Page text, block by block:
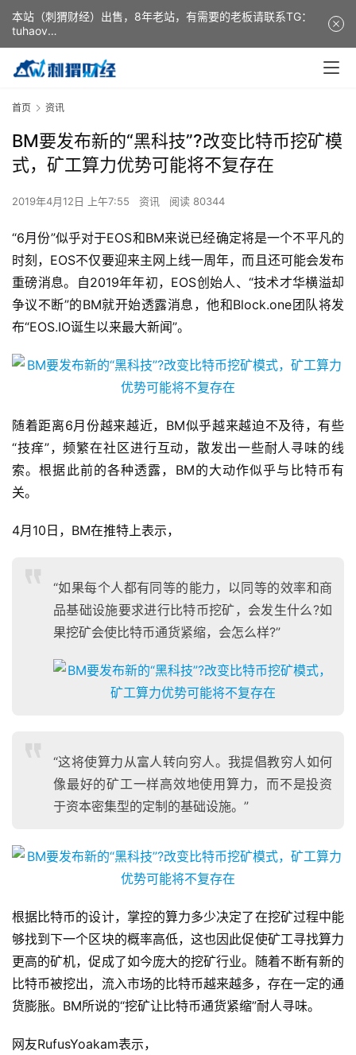
首页 资讯
BM要发布新的“黑科技”?改变比特币挖矿模
式，矿工算力优势可能将不复存在
2019年4月12日 上午7:55 资讯 阅读 80344
“6月份”似乎对于EOS和BM来说已经确定将是一个不平凡的
时刻，EOS不仅要迎来主网上线一周年，而且还可能会发布
重磅消息。自2019年年初，EOS创始人、“技术才华横溢却
争议不断”的BM就开始透露消息，他和Block.one团队将发
布“EOS.IO诞生以来最大新闻”。
随着距离6月份越来越近，BM似乎越来越迫不及待，有些
“技痒”，频繁在社区进行互动，散发出一些耐人寻味的线
索。根据此前的各种透露，BM的大动作似乎与比特币有
关。
4月10日，BM在推特上表示，
“如果每个人都有同等的能力，以同等的效率和商
品基础设施要求进行比特币挖矿，会发生什么?如
果挖矿会使比特币通货紧缩，会怎么样?”
“这将使算力从富人转向穷人。我提倡教穷人如何
像最好的矿工一样高效地使用算力，而不是投资
于资本密集型的定制的基础设施。”
根据比特币的设计，掌控的算力多少决定了在挖矿过程中能
够找到下一个区块的概率高低，这也因此促使矿工寻找算力
更高的矿机，促成了如今庞大的挖矿行业。随着不断有新的
比特币被挖出，流入市场的比特币越来越多，存在一定的通
货膨胀。BM所说的“挖矿让比特币通货紧缩”耐人寻味。
网友RufusYoakam表示，
本站（刺猬财经）出售，8年老站，有需要的老板请联系TG：
tuhaov
This website (ciweicaijing) is for sale. It is a 8-year-old
website. If you need it, please contact TG: tuhaov